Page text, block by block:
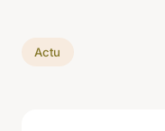
Actu